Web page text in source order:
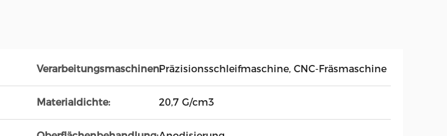
Verarbeitungsmaschinen:Präzisionsschleifmaschine, CNC-Fräsmaschine
Materialdichte: 20,7 G/cm3